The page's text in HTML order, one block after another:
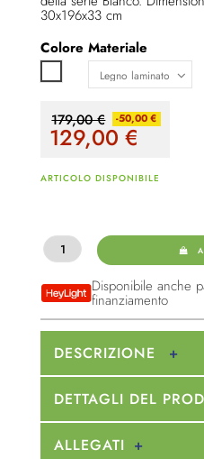
30x196x33 cm
Colore Materiale
179,00 € -50,00 €
129,00€
ARTICOLO DISPONIBILE
Disponibile anche
finanziamento
DESCRIZIONE
DETTAGLI DEL
ALLEGATI